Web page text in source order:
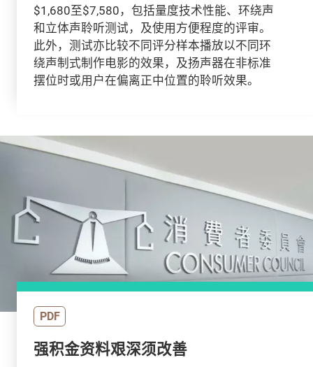
$1,680至$7,580，包括量度技术性能、环绕声
和立体声聆听测试，及使用方便程度的评审。
此外，测试亦比较不同评分样本播放以不同环
绕声制式制作电影的效果，及扬声器在非标准
摆位时或用户在偏离正中位置的聆听效果。
PDF
强积金资料艰深须改善